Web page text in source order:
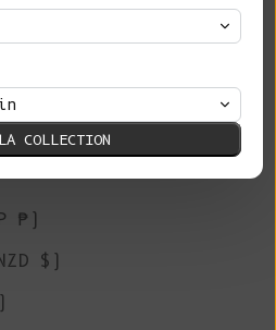
(ILS ₪)
Guinée (PGK K)
₱)
$)
COLLECTION